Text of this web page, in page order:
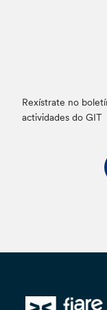
Rexístrate no
actividades do GIT